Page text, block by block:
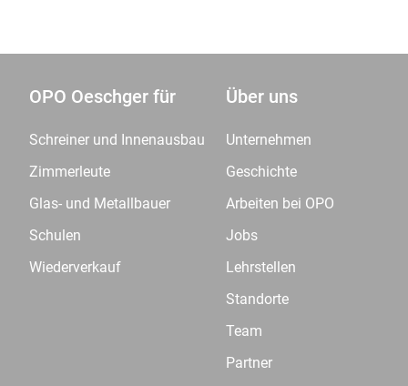
OPO Oeschger für
Schreiner und Innenausbau
Zimmerleute
Glas- und Metallbauer
Schulen
Wiederverkauf
Über uns
Unternehmen
Geschichte
Arbeiten bei OPO
Jobs
Lehrstellen
Standorte
Team
Partner